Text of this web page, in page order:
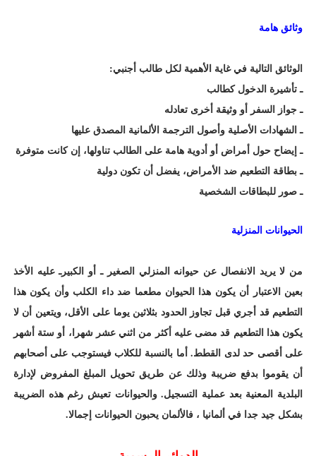
وثائق هامة
الوثائق التالية في غاية الأهمية لكل طالب أجنبي:
ـ تأشيرة الدخول كطالب
ـ جواز السفر أو وثيقة أخرى تعادله
ـ الشهادات الأصلية وأصول الترجمة الألمانية المصدق عليها
ـ إيضاح حول أمراض أو أدوية هامة على الطالب تناولها، إن كانت متوفرة
ـ بطاقة التطعيم ضد الأمراض، يفضل أن تكون دولية
ـ صور للبطاقات الشخصية
الحيوانات المنزلية
من لا يريد الانفصال عن حيوانه المنزلي الصغير ـ أو الكبيرـ عليه الأخذ
بعين الاعتبار أن يكون هذا الحيوان مطعما ضد داء الكلب وأن يكون هذا
التطعيم قد أجري قبل تجاوز الحدود بثلاثين يوما على الأقل، ويتعين أن لا
يكون هذا التطعيم قد مضى عليه أكثر من اثني عشر شهرا، أو ستة أشهر
على أقصى حد لدى القطط. أما بالنسبة للكلاب فيستوجب على أصحابهم
أن يقوموا بدفع ضريبة وذلك عن طريق تحويل المبلغ المفروض لإدارة
البلدية المعنية بعد عملية التسجيل. والحيوانات تعيش رغم هذه الضريبة
بشكل جيد جدا في ألمانيا ، فالألمان يحبون الحيوانات إجمالا.